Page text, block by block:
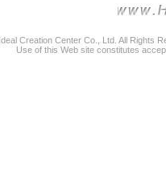
Creation Center Co., Ltd. All Rights
Use of this Web site constitutes